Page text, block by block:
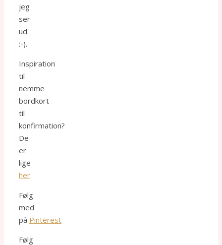
jeg
ser
ud
:-).
Inspiration
til
nemme
bordkort
til
konfirmation?
De
er
lige
her.
Følg
med
på Pinterest
Følg